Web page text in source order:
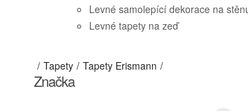
Levné samolepící dekorace na
Levné tapety na zeď
Tapety Tapety Erismann
Značka